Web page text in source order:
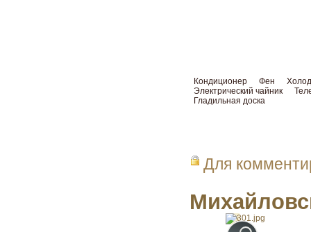
Кондиционер Фен
Электрический чайник
Гладильная доска
Для